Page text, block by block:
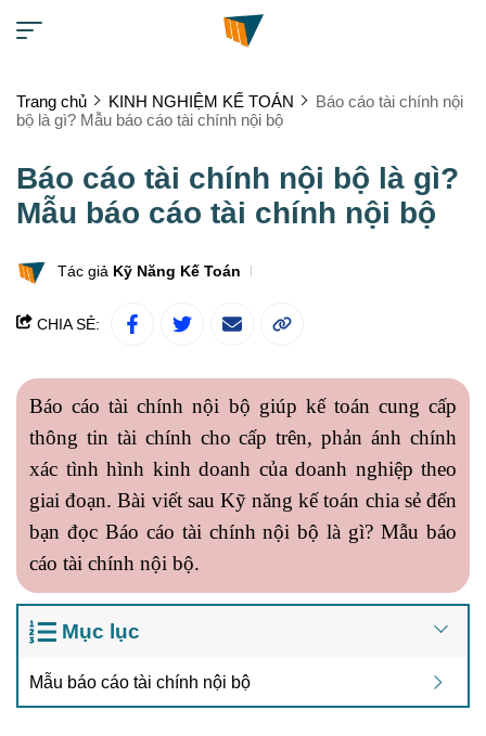
Trang chủ KINH NGHIỆM KẾ TOÁN
Báo cáo tài chính nội
bộ là gì? Mẫu báo cáo tài chính nội bộ
Báo cáo tài chính nội bộ là gì?
Mẫu báo cáo tài chính nội bộ
Tác giả Kỹ Năng Kế Toán
CHIA SẺ:
Báo cáo tài chính nội bộ giúp kế toán cung cấp
thông tin tài chính cho cấp trên, phản ánh chính
xác tình hình kinh doanh của doanh nghiệp theo
giai đoạn. Bài viết sau Kỹ năng kế toán chia sẻ đến
bạn đọc Báo cáo tài chính nội bộ là gì? Mẫu báo
cáo tài chính nội bộ.
Mục lục
Mẫu báo cáo tài chính nội bộ